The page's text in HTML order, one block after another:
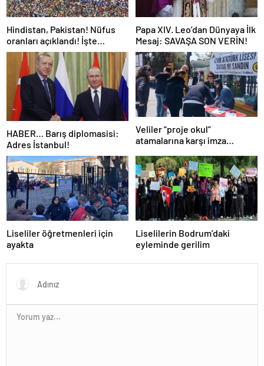
Hindistan, Pakistan! Nüfus
oranları açıklandı! İşte
Dünyanın en kalabalık ülkesi!
Dünya haritası ülkeler!
Papa XIV. Leo’dan Dünyaya İlk
Mesaj: SAVAŞA SON VERİN!
HABER… Barış diplomasisi:
Adres İstanbul!
Veliler “proje okul”
atamalarına karşı imza
Liseliler öğretmenleri için
ayakta
Liselilerin Bodrum’daki
eyleminde gerilim